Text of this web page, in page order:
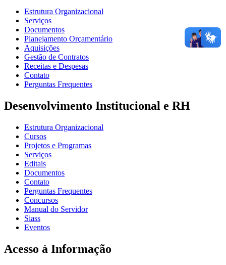
Estrutura Organizacional
Serviços
Documentos
Planejamento Orçamentário
Aquisições
Gestão de Contratos
Receitas e Despesas
Contato
Perguntas Frequentes
Desenvolvimento Institucional e RH
Estrutura Organizacional
Cursos
Projetos e Programas
Serviços
Editais
Documentos
Contato
Perguntas Frequentes
Concursos
Manual do Servidor
Siass
Eventos
Acesso à Informação